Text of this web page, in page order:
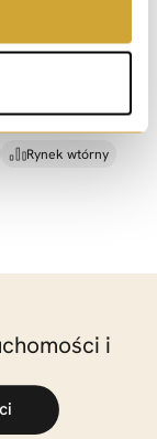
Rynek wtórny
i